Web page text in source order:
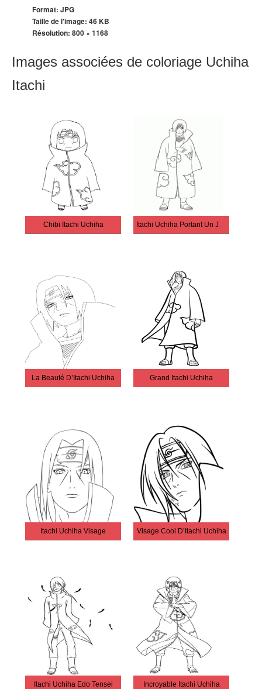
Format: JPG
Taille de l'image: 46 KB
Résolution: 800 × 1168
Images associées de coloriage Uchiha
Itachi
Chibi Itachi Uchiha Itachi Uchiha Portant Un Joli Manteau
La Beauté D’Itachi Uchiha Grand Itachi Uchiha
Itachi Uchiha Visage Visage Cool D’Itachi Uchiha
Itachi Uchiha Edo Tensei Incroyable Itachi Uchiha